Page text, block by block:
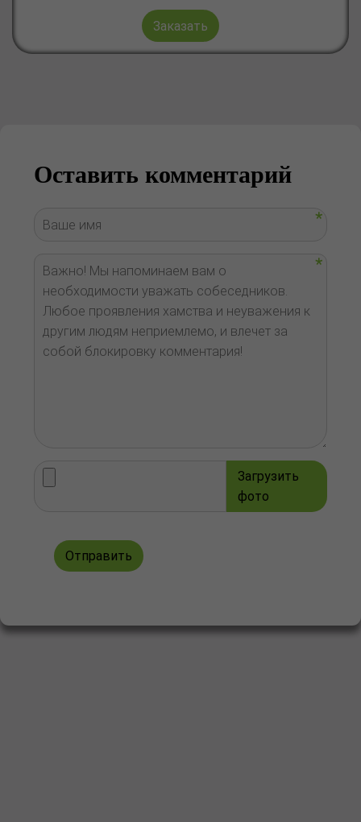
Заказать
Оставить комментарий
Загрузить
фото
Отправить